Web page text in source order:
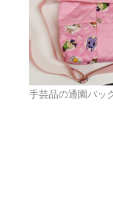
手芸品の通園バッ